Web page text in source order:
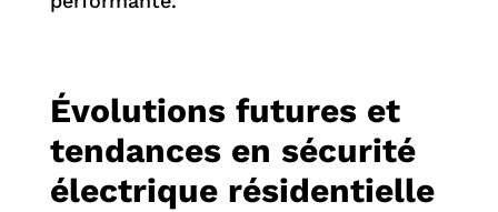
Évolutions futures et
tendances en sécurité
électrique résidentielle